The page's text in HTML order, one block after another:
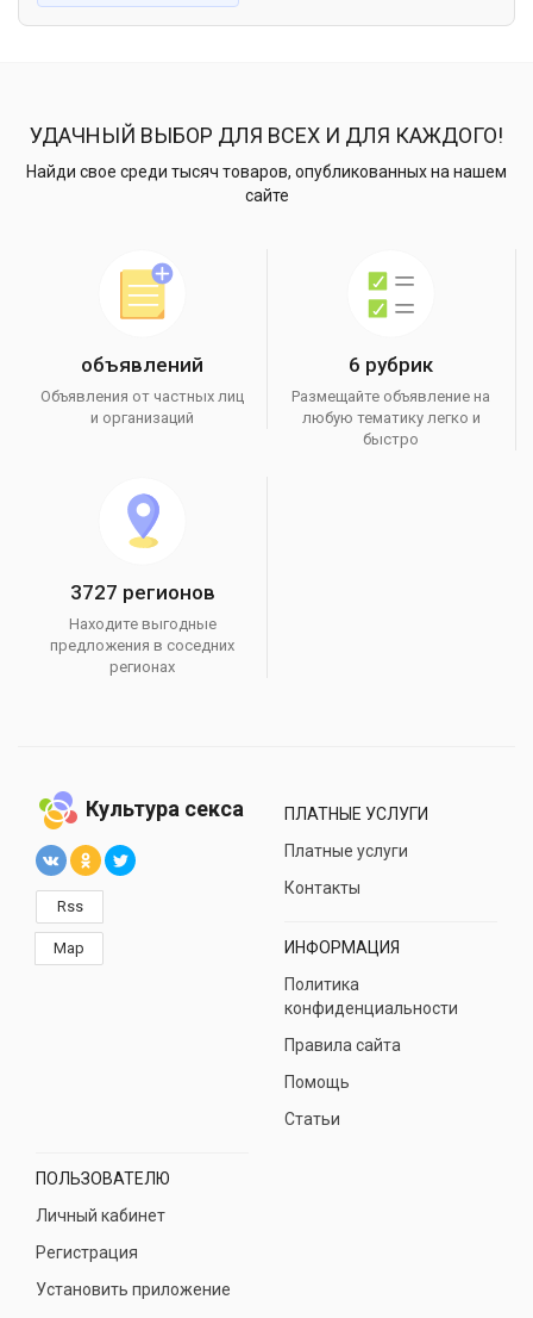
УДАЧНЫЙ ВЫБОР ДЛЯ ВСЕХ И ДЛЯ КАЖДОГО!
Найди свое среди тысяч товаров, опубликованных на нашем
сайте
объявлений
Объявления от частных лиц
и организаций
6 рубрик
Размещайте объявление на
любую тематику легко и
быстро
3727 регионов
Находите выгодные
предложения в соседних
регионах
Культура секса
Rss
Map
ПЛАТНЫЕ УСЛУГИ
Платные услуги
Контакты
ИНФОРМАЦИЯ
Политика
конфиденциальности
Правила сайта
Помощь
Статьи
ПОЛЬЗОВАТЕЛЮ
Личный кабинет
Регистрация
Установить приложение